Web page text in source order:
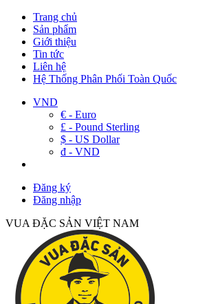
Trang chủ
Sản phẩm
Giới thiệu
Tin tức
Liên hệ
Hệ Thống Phân Phối Toàn Quốc
VND
€ - Euro
£ - Pound Sterling
$ - US Dollar
đ - VND
Đăng ký
Đăng nhập
VUA ĐẶC SẢN VIỆT NAM